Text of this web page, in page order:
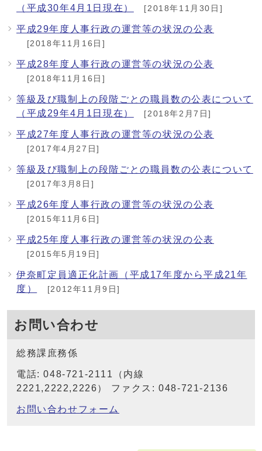
（平成30年4月1日現在）
[2018年11月30日]
平成29年度人事行政の運営等の状況の公表
[2018年11月16日]
平成28年度人事行政の運営等の状況の公表
[2018年11月16日]
等級及び職制上の段階ごとの職員数の公表について
（平成29年4月1日現在）
[2018年2月7日]
平成27年度人事行政の運営等の状況の公表
[2017年4月27日]
等級及び職制上の段階ごとの職員数の公表について
[2017年3月8日]
平成26年度人事行政の運営等の状況の公表
[2015年11月6日]
平成25年度人事行政の運営等の状況の公表
[2015年5月19日]
伊奈町定員適正化計画（平成17年度から平成21年
度）
[2012年11月9日]
お問い合わせ
総務課庶務係
電話: 048-721-2111（内線
2221,2222,2226） ファクス: 048-721-2136
お問い合わせフォーム